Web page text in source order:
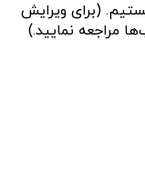
هستیم. (برای ویرایش
مراجعه نمایید.)